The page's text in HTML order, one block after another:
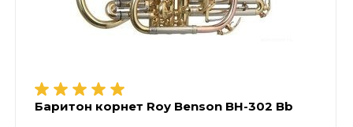
Баритон корнет Roy Benson BH-302 Bb